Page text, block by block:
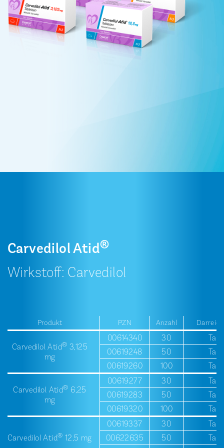
Carvedilol Atid®
Wirkstoff: Carvedilol
Produkt PZN Anzahl
Carvedilol Atid® ­3,125
mg
00614340 30
00619248
50
00619260
100
Carvedilol Atid® ­6,25
mg
00619277 30
00619283
50
00619320
100
Carvedilol Atid® ­12,5 mg
00619337 30
00622635
50